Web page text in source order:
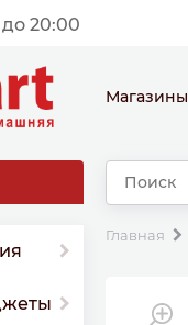
20:00
Магазины
Главная